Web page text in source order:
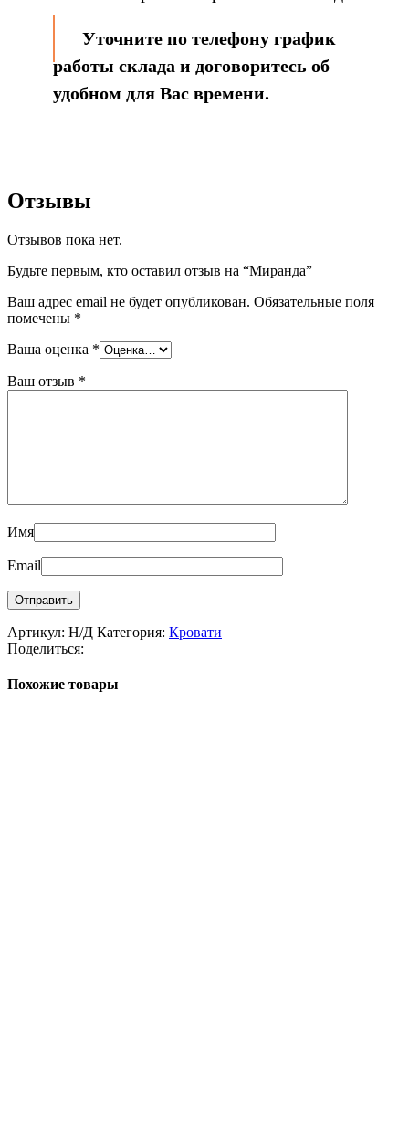
Уточните по телефону график
работы склада и договоритесь об
удобном для Вас времени.
Отзывы
Отзывов пока нет.
Будьте первым, кто оставил отзыв на “Миранда”
Ваш адрес email не будет опубликован. Обязательные поля
помечены *
Ваша оценка *
Ваш отзыв *
Имя
Email
Артикул: Н/Д Категория: Кровати
Поделиться:
Похожие товары